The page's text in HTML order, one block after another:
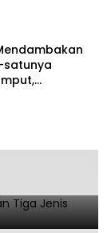
satunya
Pelayanan
Gratiskan